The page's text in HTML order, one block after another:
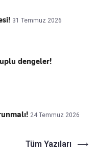
31 Temmuz 2026
dengeler!
24 Temmuz 2026
Tüm Yazıları